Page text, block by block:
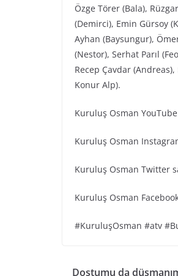
Özge Törer (Bala),
(Demirci), Emin Gürsoy
Ayhan (Baysungur),
(Nestor), Serhat Parıl
Recep Çavdar
Konur Alp).
Kuruluş Osman
Kuruluş Osman
Kuruluş Osman Twitter
Kuruluş Osman
#KuruluşOsman #atv
Dostumu da